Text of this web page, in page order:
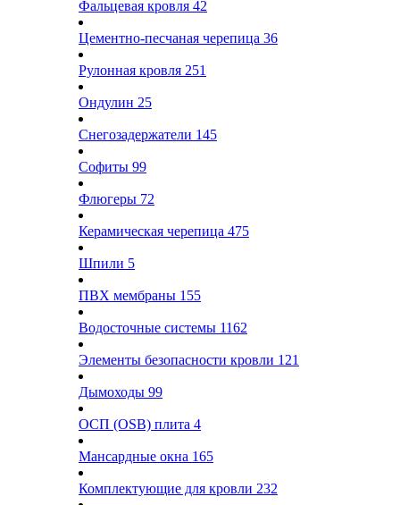
Фальцевая кровля 42
Цементно-песчаная черепица 36
Рулонная кровля 251
Ондулин 25
Снегозадержатели 145
Софиты 99
Флюгеры 72
Керамическая черепица 475
Шпили 5
ПВХ мембраны 155
Водосточные системы 1162
Элементы безопасности кровли 121
Дымоходы 99
ОСП (OSB) плита 4
Мансардные окна 165
Комплектующие для кровли 232